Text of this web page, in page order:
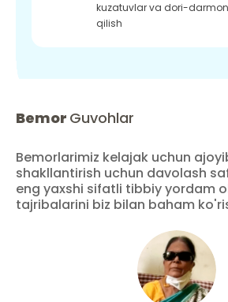
kuzatuvlar va dori-
qilish
Bemor Guvohlar
Bemorlarimiz kelajak uchun
shakllantirish uchun davolash
eng yaxshi sifatli tibbiy yordam
tajribalarini biz bilan baham